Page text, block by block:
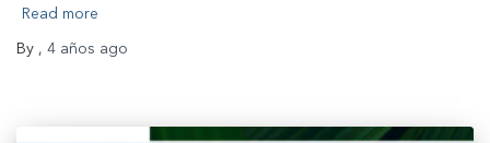
Read more
By , 4 años ago